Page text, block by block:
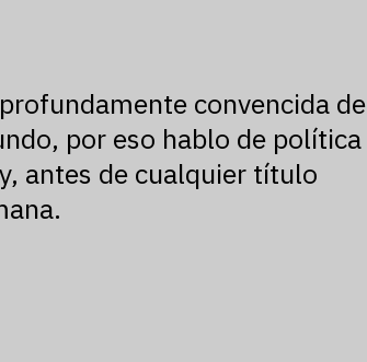
convencida de
por eso hablo de política
antes de cualquier título